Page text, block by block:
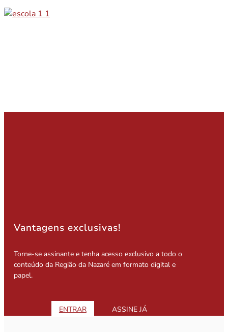
Vantagens exclusivas!
Torne-se assinante e tenha acesso exclusivo a todo o
conteúdo da Região da Nazaré em formato digital e
papel.
ENTRAR ASSINE JÁ